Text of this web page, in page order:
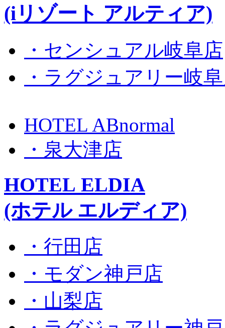
(iリゾート アルティア)
・センシュアル岐阜店
・ラグジュアリー岐
HOTEL ABnormal
・泉大津店
HOTEL ELDIA
(ホテル エルディア)
・行田店
・モダン神戸店
・山梨店